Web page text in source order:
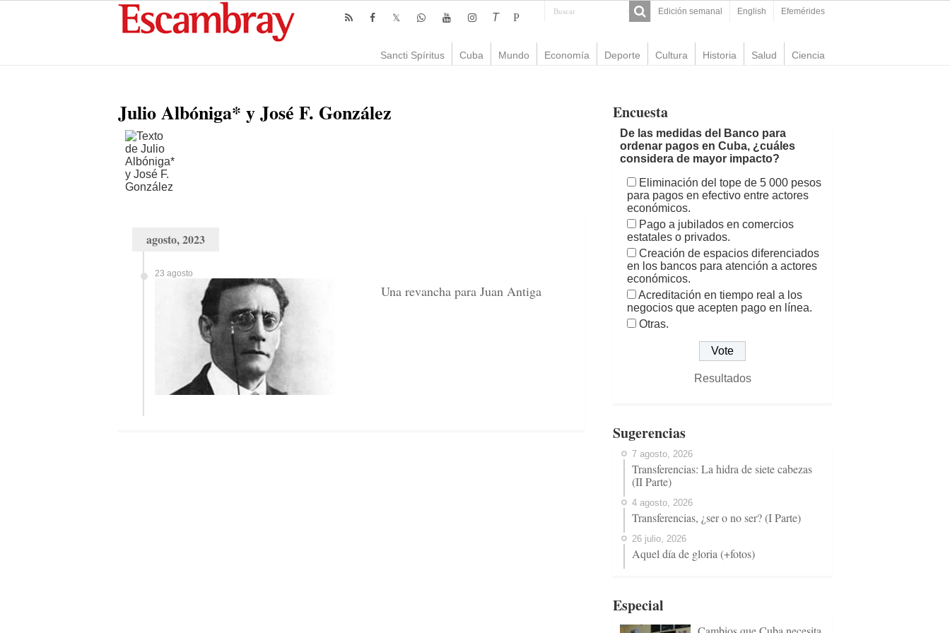
Edición semanal English Efemérides
T P
Sancti Spíritus Cuba Mundo Economía Deporte Cultura Historia Salud Ciencia
Julio Albóniga* y José F. González
agosto, 2023
23 agosto
Una revancha para Juan Antiga
Encuesta
De las medidas del Banco para
ordenar pagos en Cuba, ¿cuáles
considera de mayor impacto?
Eliminación del tope de 5 000 pesos
para pagos en efectivo entre actores
económicos.
Pago a jubilados en comercios
estatales o privados.
Creación de espacios diferenciados
en los bancos para atención a actores
económicos.
Acreditación en tiempo real a los
negocios que acepten pago en línea.
Otras.
Resultados
Sugerencias
7 agosto, 2026
Transferencias: La hidra de siete cabezas
(II Parte)
4 agosto, 2026
Transferencias, ¿ser o no ser? (I Parte)
26 julio, 2026
Aquel día de gloria (+fotos)
Especial